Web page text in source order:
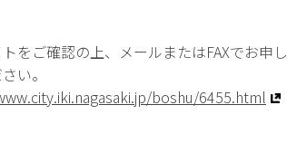
をご確認の上、メールまたはFAXでお申し
い。
boshu/6455.html